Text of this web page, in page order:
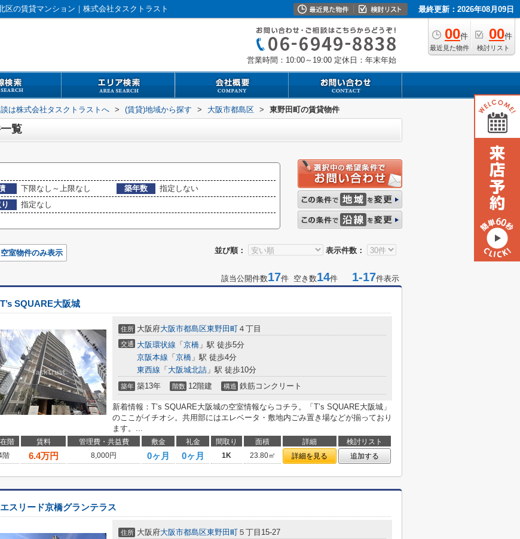
の賃貸マンション｜株式会社タスクトラスト 最終更新：2026年08月09日
00件
最近見た物件
00件
検討リスト
営業時間：10:00～19:00 定休日：年末年始
は株式会社タスクトラストへ > (賃貸)地域から探す > 大阪市都島区 > 東野田町の賃貸物件
覧
下限なし～上限なし 築年数
指定しない
指定なし
並び順： 表示件数：
空室物件のみ表示
該当公開件数17件 空き数14件 1-17件表示
T’s SQUARE大阪城
住所 大阪府大阪市都島区東野田町 ４丁目
交通 大阪環状線 「 京橋 」駅 徒歩5分
京阪本線 「 京橋 」駅 徒歩4分
東西線 「 大阪城北詰 」駅 徒歩10分
築年 築13年 階数 12階建 構造 鉄筋コンクリート
新着情報：T’s SQUARE大阪城の空室情報ならコチラ。「T’s SQUARE大阪城」
のここがイチオシ。共用部にはエレベータ・敷地内ごみ置き場などが揃っており
ます。...
階 賃料 管理費・共益費 敷金 礼金 間取り 面積 詳細
検討リスト
階
6.4万円 8,000円 0ヶ月 0ヶ月 1K 23.80㎡ 詳細を見る 追加する
エスリード京橋グランテラス
住所 大阪府大阪市都島区東野田町 ５丁目15-27